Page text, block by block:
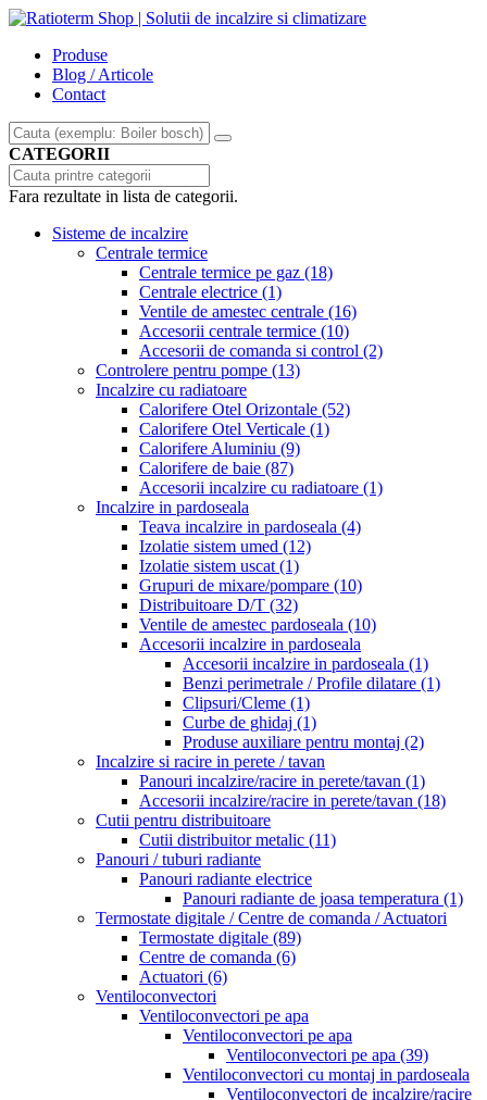
Produse
Blog / Articole
Contact
CATEGORII
Fara rezultate in lista de categorii.
Sisteme de incalzire
Centrale termice
Centrale termice pe gaz (18)
Centrale electrice (1)
Ventile de amestec centrale (16)
Accesorii centrale termice (10)
Accesorii de comanda si control (2)
Controlere pentru pompe (13)
Incalzire cu radiatoare
Calorifere Otel Orizontale (52)
Calorifere Otel Verticale (1)
Calorifere Aluminiu (9)
Calorifere de baie (87)
Accesorii incalzire cu radiatoare (1)
Incalzire in pardoseala
Teava incalzire in pardoseala (4)
Izolatie sistem umed (12)
Izolatie sistem uscat (1)
Grupuri de mixare/pompare (10)
Distribuitoare D/T (32)
Ventile de amestec pardoseala (10)
Accesorii incalzire in pardoseala
Accesorii incalzire in pardoseala (1)
Benzi perimetrale / Profile dilatare (1)
Clipsuri/Cleme (1)
Curbe de ghidaj (1)
Produse auxiliare pentru montaj (2)
Incalzire si racire in perete / tavan
Panouri incalzire/racire in perete/tavan (1)
Accesorii incalzire/racire in perete/tavan (18)
Cutii pentru distribuitoare
Cutii distribuitor metalic (11)
Panouri / tuburi radiante
Panouri radiante electrice
Panouri radiante de joasa temperatura (1)
Termostate digitale / Centre de comanda / Actuatori
Termostate digitale (89)
Centre de comanda (6)
Actuatori (6)
Ventiloconvectori
Ventiloconvectori pe apa
Ventiloconvectori pe apa
Ventiloconvectori pe apa (39)
Ventiloconvectori cu montaj in pardoseala
Ventiloconvectori de incalzire/racire